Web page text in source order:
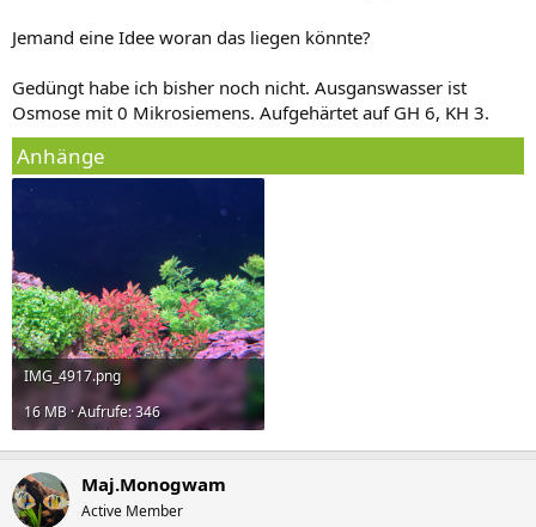
Jemand eine Idee woran das liegen könnte?
Gedüngt habe ich bisher noch nicht. Ausganswasser ist
Osmose mit 0 Mikrosiemens. Aufgehärtet auf GH 6, KH 3.
Anhänge
IMG_4917.png
16 MB · Aufrufe: 346
Maj.Monogwam
Active Member